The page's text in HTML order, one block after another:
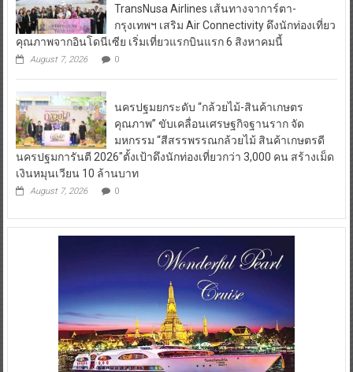
TransNusa Airlines เส้นทางจาการ์ตา-
กรุงเทพฯ เสริม Air Connectivity ดึงนักท่องเที่ยว
คุณภาพจากอินโดนีเซีย เริ่มเที่ยวแรกบินแรก 6 สิงหาคมนี้
August 7, 2026 0
นครปฐมยกระดับ “กล้วยไม้-สินค้าเกษตร
คุณภาพ” ขับเคลื่อนเศรษฐกิจฐานราก จัด
มหกรรม “สีสรรพรรณกล้วยไม้ สินค้าเกษตรดี
นครปฐมการันตี 2026″ตั้งเป้าดึงนักท่องเที่ยวกว่า 3,000 คน สร้างเม็ด
เงินหมุนเวียน 10 ล้านบาท
August 7, 2026 0